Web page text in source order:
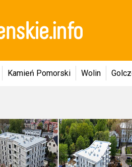
Kamień Pomorski Wolin